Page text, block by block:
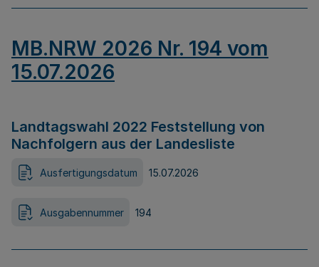
MB.NRW 2026 Nr. 194 vom
15.07.2026
Landtagswahl 2022 Feststellung von
Nachfolgern aus der Landesliste
Ausfertigungsdatum 15.07.2026
Ausgabennummer 194